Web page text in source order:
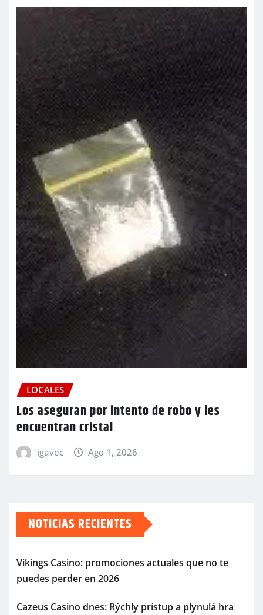
LOCALES
Los aseguran por intento de robo y les
encuentran cristal
igavec Ago 1, 2026
NOTICIAS RECIENTES
Vikings Casino: promociones actuales que no te
puedes perder en 2026
Cazeus Casino dnes: Rýchly prístup a plynulá hra